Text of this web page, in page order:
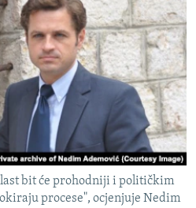
bit će prohodniji i političkim
procese", ocjenjuje Nedim